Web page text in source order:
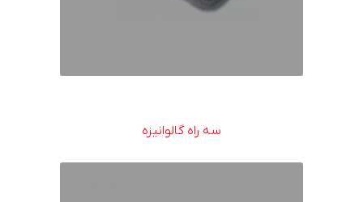
سه راه گالوانیزه